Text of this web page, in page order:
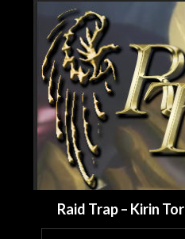
Raid Trap – Kirin Tor